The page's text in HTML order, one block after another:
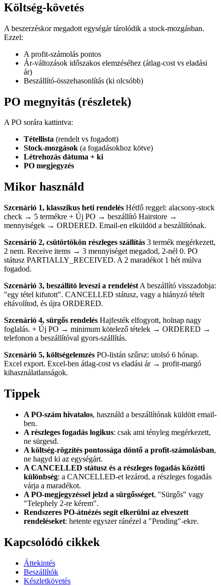
Költség-követés
A beszerzéskor megadott egységár tárolódik a stock-mozgásban.
Ezzel:
A profit-számolás pontos
Ár-változások időszakos elemzéséhez (átlag-cost vs eladási
ár)
Beszállító-összehasonlítás (ki olcsóbb)
PO megnyitás (részletek)
A PO sorára kattintva:
Tétellista (rendelt vs fogadott)
Stock-mozgások (a fogadásokhoz kötve)
Létrehozás dátuma + ki
PO megjegyzés
Mikor használd
Szcenárió 1, klasszikus heti rendelés Hétfő reggel: alacsony-stock
check → 5 termékre + Új PO → beszállító Hairstore →
mennyiségek → ORDERED. Email-en elküldöd a beszállítónak.
Szcenárió 2, csütörtökön részleges szállítás 3 termék megérkezett,
2 nem. Receive items → 3 mennyiséget megadod, 2-nél 0. PO
státusz PARTIALLY_RECEIVED. A 2 maradékot 1 hét múlva
fogadod.
Szcenárió 3, beszállító leveszi a rendelést A beszállító visszadobja:
"egy tétel kifutott". CANCELLED státusz, vagy a hiányzó tételt
eltávolítod, és újra ORDERED.
Szcenárió 4, sürgős rendelés Hajfesték elfogyott, holnap nagy
foglalás. + Új PO → minimum kötelező tételek → ORDERED →
telefonon a beszállítóval gyors-szállítás.
Szcenárió 5, költségelemzés PO-listán szűrsz: utolsó 6 hónap.
Excel export. Excel-ben átlag-cost vs eladási ár → profit-margó
kihasználatlanságok.
Tippek
A PO-szám hivatalos, használd a beszállítónak küldött email-
ben.
A részleges fogadás logikus: csak ami tényleg megérkezett,
ne sürgesd.
A költség-rögzítés pontossága döntő a profit-számolásban,
ne hagyd ki az egységárt.
A CANCELLED státusz és a részleges fogadás közötti
különbség: a CANCELLED-et lezárod, a részleges fogadás
várja a maradékot.
A PO-megjegyzéssel jelzd a sürgősséget, "Sürgős" vagy
"Telephely 2-re kérem".
Rendszeres PO-átnézés segít elkerülni az elveszett
rendeléseket: hetente egyszer ránézel a "Pending"-ekre.
Kapcsolódó cikkek
Áttekintés
Beszállítók
Készletkövetés